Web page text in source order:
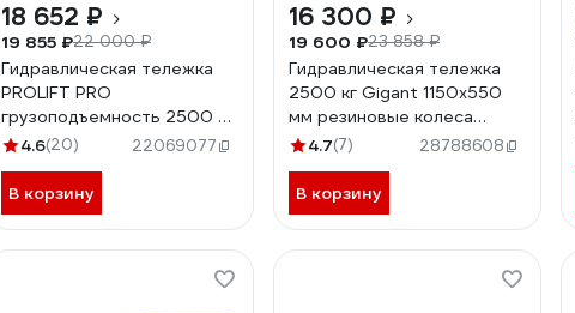
18 652 ₽
19 855 ₽22 000 ₽
Гидравлическая тележка
PROLIFT PRO
грузоподъемность 2500 кг,
колеса полиуретан, вилы
4.6(20) 22069077
В корзину
16 300 ₽
19 600 ₽23 858 ₽
Гидравлическая тележка
2500 кг Gigant 1150x550
мм резиновые колеса
JHPT2500-1150-RUB
4.7(7) 28788608
В корзину